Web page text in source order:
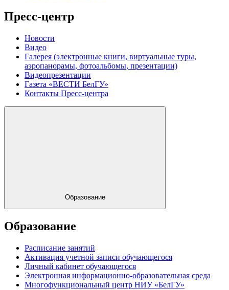
Пресс-центр
Новости
Видео
Галерея (электронные книги, виртуальные туры,
аэропанорамы, фотоальбомы, презентации)
Видеопрезентации
Газета «ВЕСТИ БелГУ»
Контакты Пресс-центра
Образование
Образование
Расписание занятий
Активация учетной записи обучающегося
Личный кабинет обучающегося
Электронная информационно-образовательная среда
Многофункциональный центр НИУ «БелГУ»